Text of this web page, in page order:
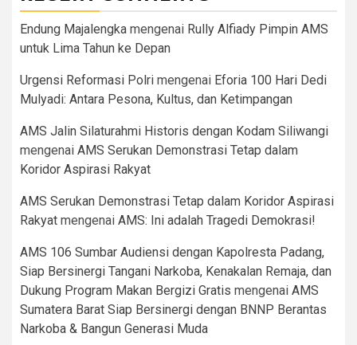
Endung Majalengka mengenai Rully Alfiady Pimpin AMS
untuk Lima Tahun ke Depan
Urgensi Reformasi Polri mengenai Eforia 100 Hari Dedi
Mulyadi: Antara Pesona, Kultus, dan Ketimpangan
AMS Jalin Silaturahmi Historis dengan Kodam Siliwangi
mengenai AMS Serukan Demonstrasi Tetap dalam
Koridor Aspirasi Rakyat
AMS Serukan Demonstrasi Tetap dalam Koridor Aspirasi
Rakyat mengenai AMS: Ini adalah Tragedi Demokrasi!
AMS 106 Sumbar Audiensi dengan Kapolresta Padang,
Siap Bersinergi Tangani Narkoba, Kenakalan Remaja, dan
Dukung Program Makan Bergizi Gratis mengenai AMS
Sumatera Barat Siap Bersinergi dengan BNNP Berantas
Narkoba & Bangun Generasi Muda